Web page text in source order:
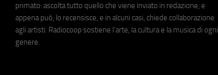
primato: ascolta tutto quello che viene inviato in redazione, e
appena può, lo recensisce, e in alcuni casi, chiede collaborazione
agli artisti. Radiocoop sostiene l'arte, la cultura e la musica di ogni
genere.